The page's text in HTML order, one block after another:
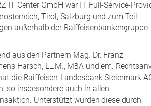
IT Center GmbH war IT Full-Service-
Tirol, Salzburg und zum Teil
außerhalb der Raiffeisenbankengruppe
aus den Partnern Mag. Dr. Franz
Harsch, LL.M., MBA und em.
die Raiffeisen-Landesbank Steiermark
so insbesondere auch in allen
Unterstützt wurden diese durch